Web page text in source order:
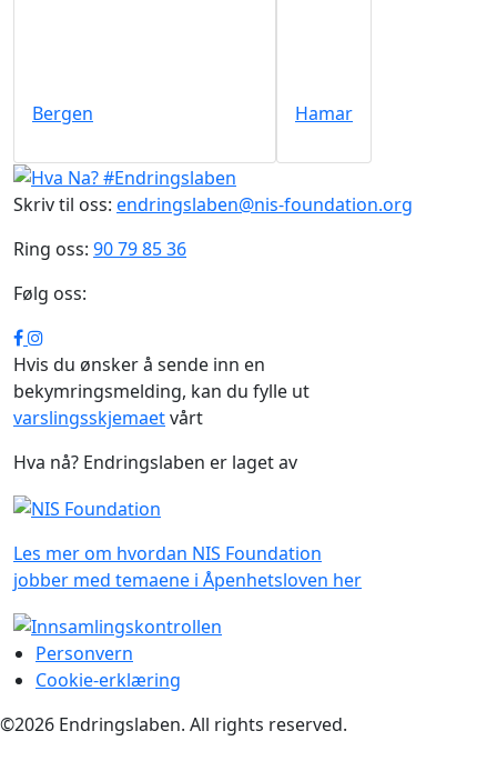
Bergen Hamar
Skriv til oss: endringslaben@nis-foundation.org
Ring oss: 90 79 85 36
Følg oss:
Hvis du ønsker å sende inn en
bekymringsmelding, kan du fylle ut
varslingsskjemaetvårt
Hva nå? Endringslaben er laget av
Les mer om hvordan NIS Foundation
jobber med temaene i Åpenhetsloven her
Additional
Site
Pages
Personvern
Cookie-erklæring
©2026 Endringslaben. All rights reserved.